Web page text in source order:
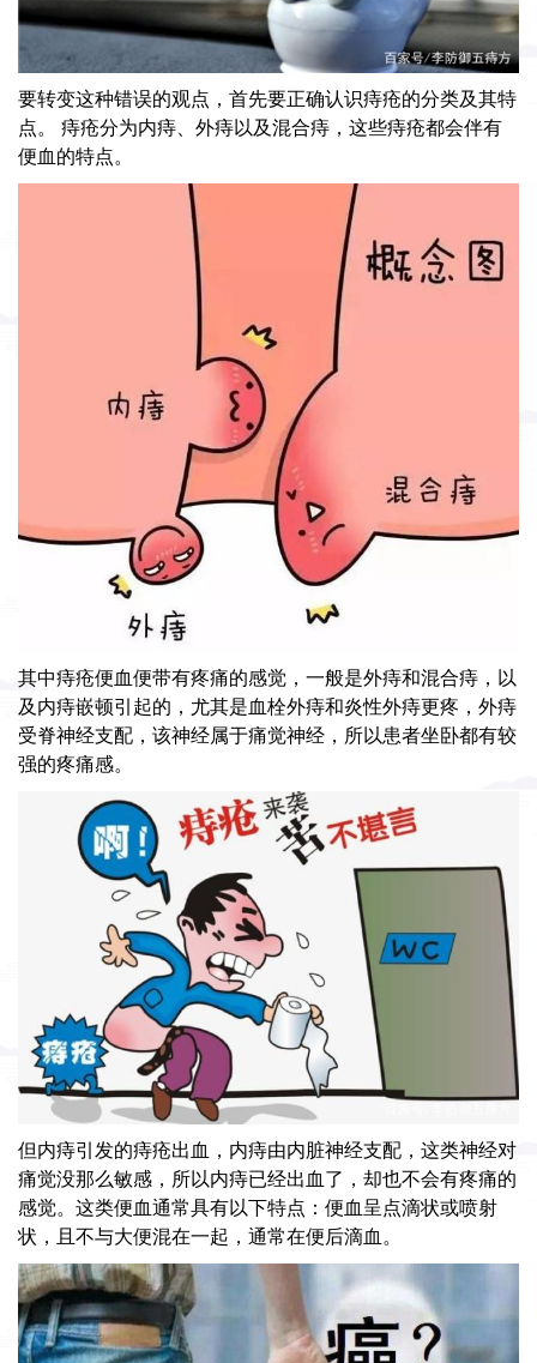
要转变这种错误的观点，首先要正确认识痔疮的分类及其特
点。 痔疮分为内痔、外痔以及混合痔，这些痔疮都会伴有
便血的特点。
其中痔疮便血便带有疼痛的感觉，一般是外痔和混合痔，以
及内痔嵌顿引起的，尤其是血栓外痔和炎性外痔更疼，外痔
受脊神经支配，该神经属于痛觉神经，所以患者坐卧都有较
强的疼痛感。
但内痔引发的痔疮出血，内痔由内脏神经支配，这类神经对
痛觉没那么敏感，所以内痔已经出血了，却也不会有疼痛的
感觉。这类便血通常具有以下特点：便血呈点滴状或喷射
状，且不与大便混在一起，通常在便后滴血。